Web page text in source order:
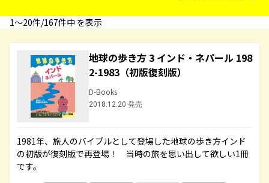
1〜20件/167件中 を表示
地球の歩き方 3 インド・ネパール 198
2-1983（初版復刻版）
D-Books
2018.12.20 発売
1981年、旅人のバイブルとして登場した地球の歩き方インド
の初版が復刻版で再登場！ 当時の旅を思い出して欲しい1冊
です。